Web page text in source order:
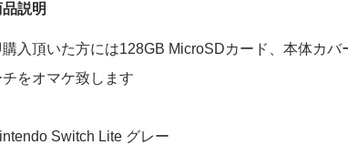
説明
購入頂いた方には128GB MicroSDカード、本体カバ
チをオマケ致します
Switch Lite グレー